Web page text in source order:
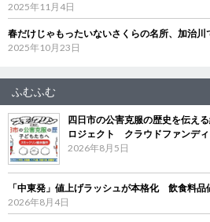
2025年11月4日
春だけじゃもったいないさくらの名所、加治川
2025年10月23日
ふむふむ
四日市の公害克服の歴史を伝え
ロジェクト クラウドファンデ
2026年8月5日
「中東発」値上げラッシュが本格化 飲食料
2026年8月4日